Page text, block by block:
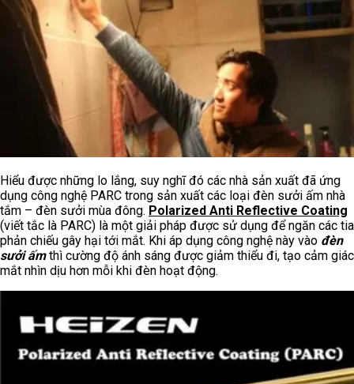
Hiểu được những lo lắng, suy nghĩ đó các nhà sản xuất đã ứng
dụng công nghệ PARC trong sản xuất các loại đèn sưởi ấm nhà
tắm – đèn sưởi mùa đông. Polarized Anti Reflective Coating
(viết tắc là PARC) là một giải pháp được sử dụng để ngăn các tia
phản chiếu gây hại tới mắt. Khi áp dụng công nghệ này vào đèn
sưởi ấmthì cường độ ánh sáng được giảm thiểu đi, tạo cảm giác
mắt nhìn dịu hơn mỗi khi đèn hoạt động.